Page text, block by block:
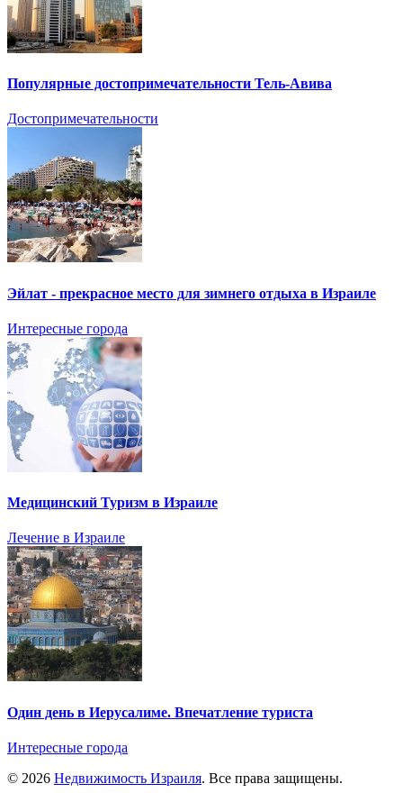
Популярные достопримечательности Тель-Авива
Достопримечательности
Эйлат - прекрасное место для зимнего отдыха в Израиле
Интересные города
Медицинский Туризм в Израиле
Лечение в Израиле
Один день в Иерусалиме. Впечатление туриста
Интересные города
© 2026 Недвижимость Израиля. Все права защищены.